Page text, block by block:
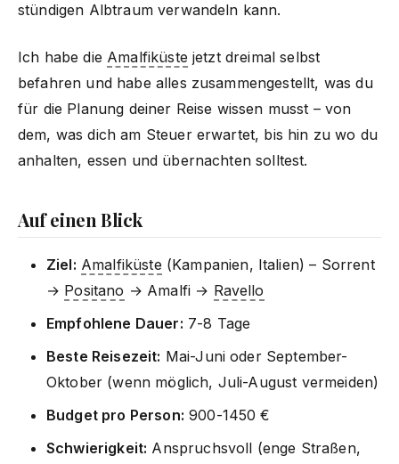
stündigen Albtraum verwandeln kann.
Ich habe die Amalfiküste jetzt dreimal selbst
befahren und habe alles zusammengestellt, was du
für die Planung deiner Reise wissen musst – von
dem, was dich am Steuer erwartet, bis hin zu wo du
anhalten, essen und übernachten solltest.
Auf einen Blick
Ziel: Amalfiküste (Kampanien, Italien) – Sorrent
→ Positano → Amalfi → Ravello
Empfohlene Dauer: 7-8 Tage
Beste Reisezeit: Mai-Juni oder September-
Oktober (wenn möglich, Juli-August vermeiden)
Budget pro Person: 900-1450 €
Schwierigkeit: Anspruchsvoll (enge Straßen,